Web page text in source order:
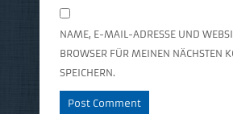
NAME, E-MAIL-ADRESSE UND
BROWSER FÜR MEINEN NÄCHSTEN
SPEICHERN.